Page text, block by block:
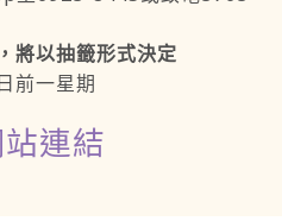
將以抽籤形式決定
前一星期
連結